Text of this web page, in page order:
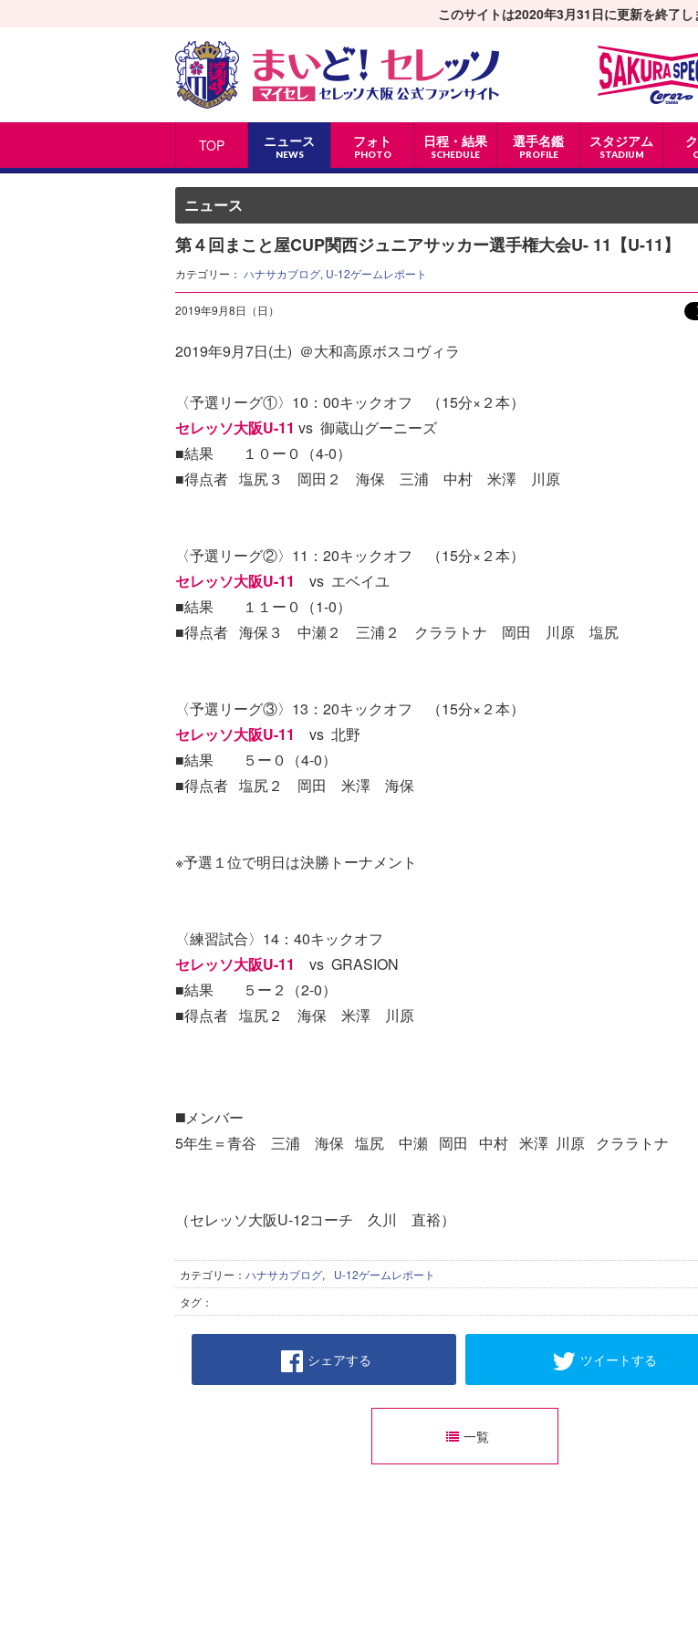
TOP ニュース
NEWS
フォト
PHOTO
日程・結果
SCHEDULE
選手名鑑
PROFILE
スタジアム
STADIUM
このサイトは2020年3月31日に更新を終了し
ニュース
第４回まこと屋CUP関西ジュニアサッカー選手権大会U- 11【U-11】
カテゴリー： ハナサカブログ, U-12ゲームレポート
2019年9月8日（日）
2019年9月7日(土) ＠大和高原ボスコヴィラ
〈予選リーグ①〉10：00キックオフ （15分×２本）
セレッソ大阪U-11 vs 御蔵山グーニーズ
■結果 １０ー０（4-0）
■得点者 塩尻３ 岡田２ 海保 三浦 中村 米澤 川原
〈予選リーグ②〉11：20キックオフ （15分×２本）
セレッソ大阪U-11
vs エベイユ
■結果 １１ー０（1-0）
■得点者 海保３ 中瀬２ 三浦２ クララトナ 岡田 川原 塩尻
〈予選リーグ③〉13：20キックオフ （15分×２本）
セレッソ大阪U-11
vs 北野
■結果 ５ー０（4-0）
■得点者 塩尻２ 岡田 米澤 海保
※予選１位で明日は決勝トーナメント
〈練習試合〉14：40キックオフ
セレッソ大阪U-11
vs GRASION
■結果 ５ー２（2-0）
■得点者 塩尻２ 海保 米澤 川原
◼️メンバー
5年生＝青谷 三浦 海保 塩尻 中瀬 岡田 中村 米澤 川原 クララトナ
（セレッソ大阪U-12コーチ 久川 直裕）
カテゴリー： ハナサカブログ,
U-12ゲームレポート
タグ：
シェアする ツイートする
一覧